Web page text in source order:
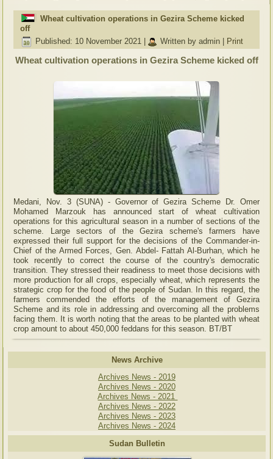
Wheat cultivation operations in Gezira Scheme kicked
off
Published: 10 November 2021
Written by admin Print
Wheat cultivation operations in Gezira Scheme kicked off
Medani, Nov. 3 (SUNA) - Governor of Gezira Scheme Dr. Omer
Mohamed Marzouk has announced start of wheat cultivation
operations for this agricultural season in a number of sections of the
scheme. Large sectors of the Gezira scheme's farmers have
expressed their full support for the decisions of the Commander-in-
Chief of the Armed Forces, Gen. Abdel- Fattah Al-Burhan, which he
took recently to correct the course of the country's democratic
transition. They stressed their readiness to meet those decisions with
more production for all crops, especially wheat, which represents the
strategic crop for the food of the people of Sudan. In this regard, the
farmers commended the efforts of the management of Gezira
Scheme and its role in addressing and overcoming all the problems
facing them. It is worth noting that the areas to be planted with wheat
crop amount to about 450,000 feddans for this season. BT/BT
News Archive
Archives News - 2019
Archives News - 2020
Archives News - 2021
Archives News - 2022
Archives News - 2023
Archives News - 2024
Sudan Bulletin